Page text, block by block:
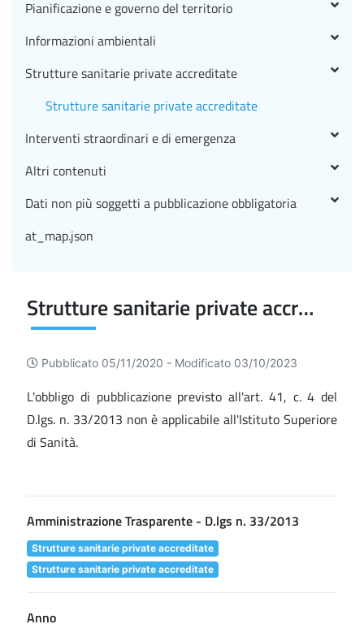
Strutture sanitarie private accreditate
Pubblicato 05/11/2020 - Modificato 03/10/2023
L'obbligo di pubblicazione previsto all'art. 41, c. 4 del
D.lgs. n. 33/2013 non è applicabile all'Istituto Superiore
di Sanità.
Amministrazione Trasparente - D.lgs n. 33/2013
Strutture sanitarie private accreditate
Strutture sanitarie private accreditate
Anno
Pianificazione e governo del territorio
Informazioni ambientali
Strutture sanitarie private accreditate
Strutture sanitarie private accreditate
Interventi straordinari e di emergenza
Altri contenuti
Dati non più soggetti a pubblicazione obbligatoria
at_map.json